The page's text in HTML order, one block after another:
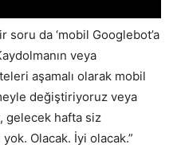
soru da ‘mobil Googlebot’a
veya
aşamalı olarak mobil
değiştiriyoruz veya
gelecek hafta siz
Olacak. İyi olacak.”